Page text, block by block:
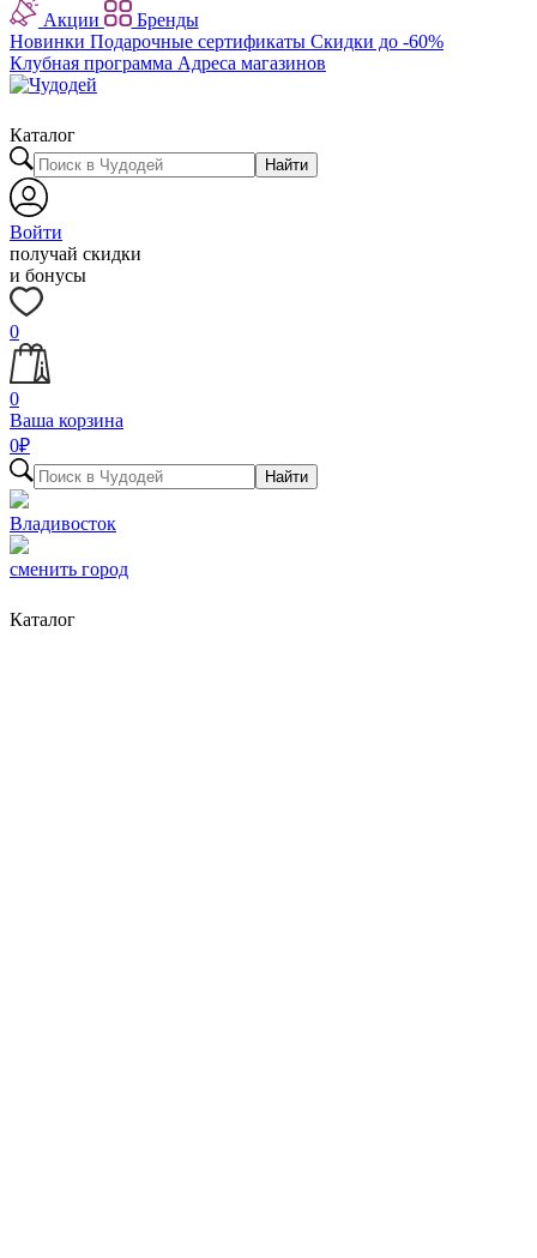
Акции
Бренды
Новинки Подарочные сертификаты Скидки до -60%
Клубная программа Адреса магазинов
Каталог
Найти
Войти
получай скидки
и бонусы
0
0
Ваша корзина
0₽
Найти
Владивосток
сменить город
Каталог